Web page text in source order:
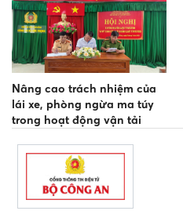
Nâng cao trách nhiệm của
lái xe, phòng ngừa ma túy
trong hoạt động vận tải